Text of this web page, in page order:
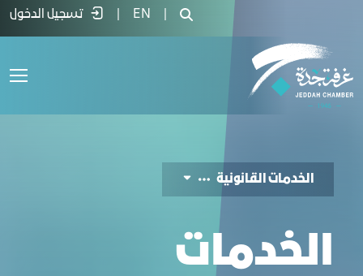
الخدمات القانونية - غرفة جدة
EN تسجيل الدخول
الخدمات القانونية
الخدمات